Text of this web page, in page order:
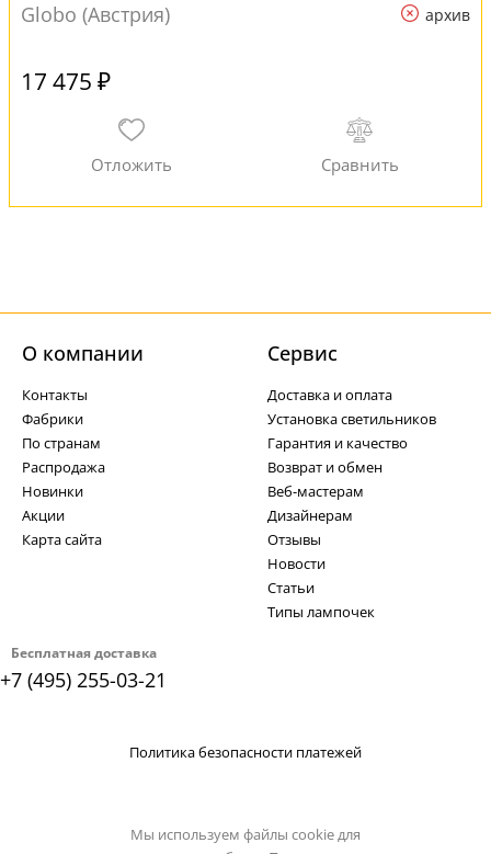
Globo (Австрия)
архив
17 475 ₽
Бесплатная доставка
+7 (495) 255-03-21
О компании
Контакты
Фабрики
По странам
Распродажа
Новинки
Акции
Карта сайта
Cервис
Доставка и оплата
Установка светильников
Гарантия и качество
Возврат и обмен
Веб-мастерам
Дизайнерам
Отзывы
Новости
Статьи
Типы лампочек
Политика безопасности платежей
Мы используем файлы cookie для